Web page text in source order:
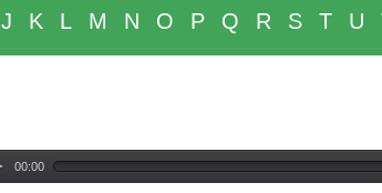
J K L M N O P Q R S T U
00:00